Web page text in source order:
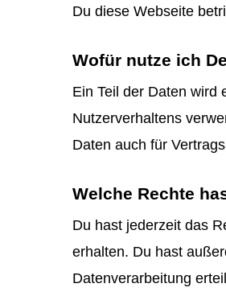
Du diese Webseite
Wofür nutze ich
Ein Teil der Daten wird
Nutzerverhaltens
Daten auch für
Welche Rechte
Du hast jederzeit das
erhalten. Du hast
Datenverarbeitung